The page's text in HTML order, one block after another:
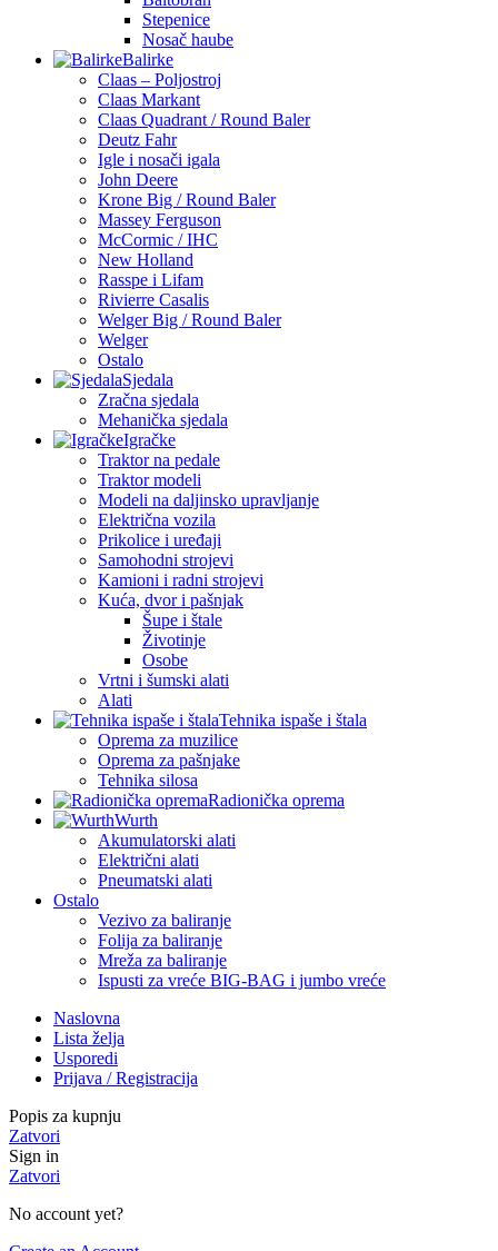
Stepenice
Nosač haube
Balirke
Claas – Poljostroj
Claas Markant
Claas Quadrant / Round Baler
Deutz Fahr
Igle i nosači igala
John Deere
Krone Big / Round Baler
Massey Ferguson
McCormic / IHC
New Holland
Rasspe i Lifam
Rivierre Casalis
Welger Big / Round Baler
Welger
Ostalo
Sjedala
Zračna sjedala
Mehanička sjedala
Igračke
Traktor na pedale
Traktor modeli
Modeli na daljinsko upravljanje
Električna vozila
Prikolice i uređaji
Samohodni strojevi
Kamioni i radni strojevi
Kuća, dvor i pašnjak
Šupe i štale
Životinje
Osobe
Vrtni i šumski alati
Alati
Tehnika ispaše i štala
Oprema za muzilice
Oprema za pašnjake
Tehnika silosa
Radionička oprema
Wurth
Akumulatorski alati
Električni alati
Pneumatski alati
Ostalo
Vezivo za baliranje
Folija za baliranje
Mreža za baliranje
Ispusti za vreće BIG-BAG i jumbo vreće
Naslovna
Lista želja
Usporedi
Prijava / Registracija
Popis za kupnju
Zatvori
Sign in
Zatvori
No account yet?